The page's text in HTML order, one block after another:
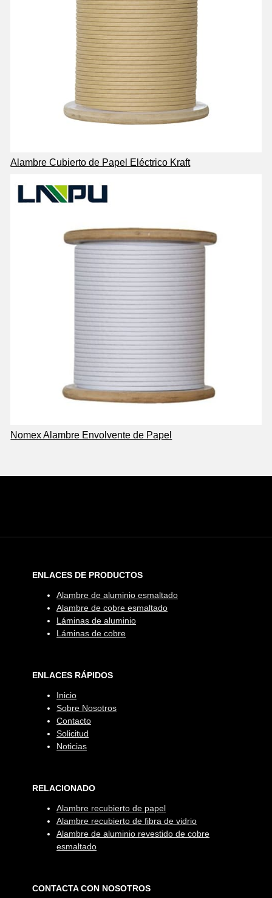
Alambre Cubierto de Papel Eléctrico Kraft
Nomex Alambre Envolvente de Papel
ENLACES DE PRODUCTOS
Alambre de aluminio esmaltado
Alambre de cobre esmaltado
Láminas de aluminio
Láminas de cobre
ENLACES RÁPIDOS
Inicio
Sobre Nosotros
Contacto
Solicitud
Noticias
RELACIONADO
Alambre recubierto de papel
Alambre recubierto de fibra de vidrio
Alambre de aluminio revestido de cobre
esmaltado
CONTACTA CON NOSOTROS